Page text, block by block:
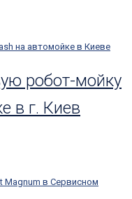
робот-мойку
в г. Киев